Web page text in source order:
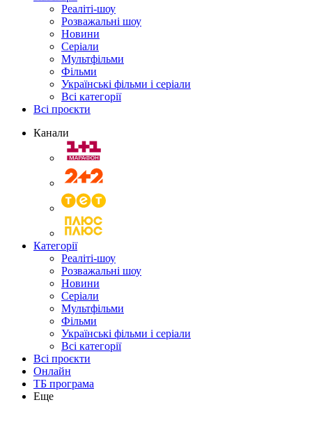
Реаліті-шоу
Розважальні шоу
Новини
Серіали
Мультфільми
Фільми
Українські фільми і серіали
Всі категорії
Всі проєкти
Канали
Категорії
Реаліті-шоу
Розважальні шоу
Новини
Серіали
Мультфільми
Фільми
Українські фільми і серіали
Всі категорії
Всі проєкти
Онлайн
ТБ програма
Еще